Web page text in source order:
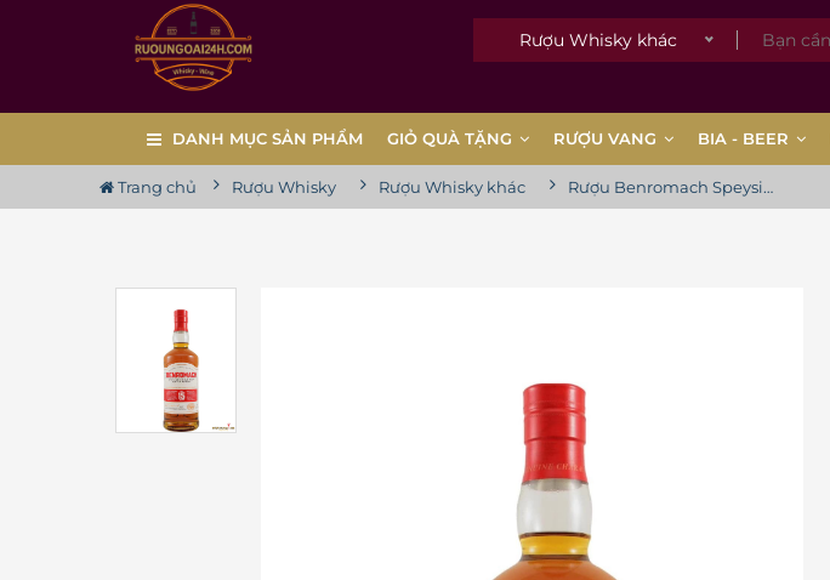
Rượu Whisky khác
DANH MỤC SẢN PHẨM GIỎ QUÀ TẶNG RƯỢU VANG BIA - BEER
Trang chủ Rượu Whisky Rượu Whisky khác Rượu Benromach Speyside 15 Years Old